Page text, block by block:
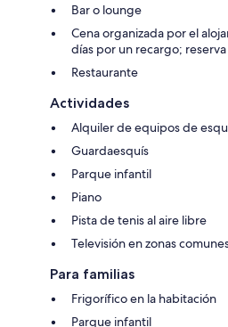
Bar o lounge
Cena organizada por el
días por un recargo;
Restaurante
Actividades
Alquiler de equipos de
Guardaesquís
Parque infantil
Piano
Pista de tenis al aire libre
Televisión en zonas
Para familias
Frigorífico en la habitación
Parque infantil